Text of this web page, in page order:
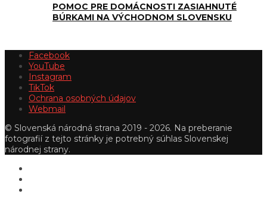
POMOC PRE DOMÁCNOSTI ZASIAHNUTÉ
BÚRKAMI NA VÝCHODNOM SLOVENSKU
Facebook
YouTube
Instagram
TikTok
Ochrana osobných údajov
Webmail
© Slovenská národná strana 2019 - 2026. Na preberanie
fotografií z tejto stránky je potrebný súhlas Slovenskej
národnej strany.